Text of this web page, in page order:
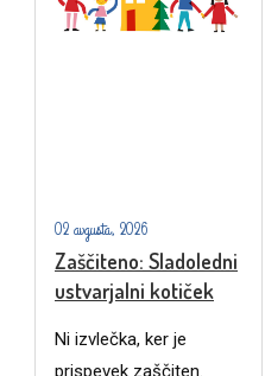
02 avgusta, 2026
Zaščiteno: Sladoledni
ustvarjalni kotiček
Ni izvlečka, ker je
prispevek zaščiten.